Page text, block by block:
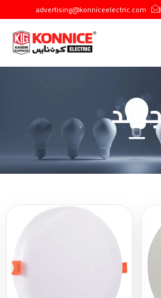
advertising@konniceelectric.com